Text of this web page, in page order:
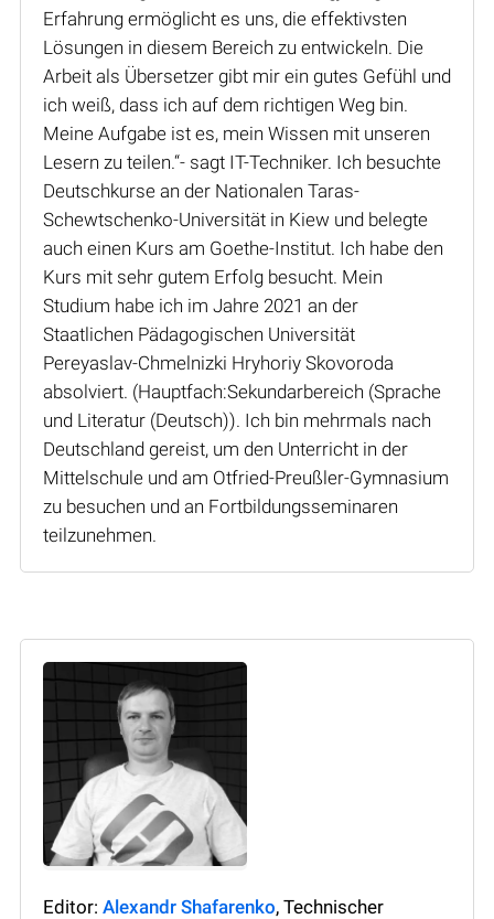
Erfahrung ermöglicht es uns, die effektivsten
Lösungen in diesem Bereich zu entwickeln. Die
Arbeit als Übersetzer gibt mir ein gutes Gefühl und
ich weiß, dass ich auf dem richtigen Weg bin.
Meine Aufgabe ist es, mein Wissen mit unseren
Lesern zu teilen.“- sagt IT-Techniker. Ich besuchte
Deutschkurse an der Nationalen Taras-
Schewtschenko-Universität in Kiew und belegte
auch einen Kurs am Goethe-Institut. Ich habe den
Kurs mit sehr gutem Erfolg besucht. Mein
Studium habe ich im Jahre 2021 an der
Staatlichen Pädagogischen Universität
Pereyaslav-Chmelnizki Hryhoriy Skovoroda
absolviert. (Hauptfach:Sekundarbereich (Sprache
und Literatur (Deutsch)). Ich bin mehrmals nach
Deutschland gereist, um den Unterricht in der
Mittelschule und am Otfried-Preußler-Gymnasium
zu besuchen und an Fortbildungsseminaren
teilzunehmen.
Editor: Alexandr Shafarenko, Technischer